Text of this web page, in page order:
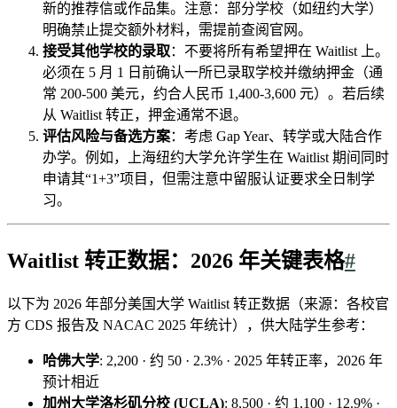
新的推荐信或作品集。注意：部分学校（如纽约大学）
明确禁止提交额外材料，需提前查阅官网。
接受其他学校的录取：不要将所有希望押在 Waitlist 上。
必须在 5 月 1 日前确认一所已录取学校并缴纳押金（通
常 200-500 美元，约合人民币 1,400-3,600 元）。若后续
从 Waitlist 转正，押金通常不退。
评估风险与备选方案：考虑 Gap Year、转学或大陆合作
办学。例如，上海纽约大学允许学生在 Waitlist 期间同时
申请其“1+3”项目，但需注意中留服认证要求全日制学
习。
Waitlist 转正数据：2026 年关键表格#
以下为 2026 年部分美国大学 Waitlist 转正数据（来源：各校官
方 CDS 报告及 NACAC 2025 年统计），供大陆学生参考：
哈佛大学: 2,200 · 约 50 · 2.3% · 2025 年转正率，2026 年
预计相近
加州大学洛杉矶分校 (UCLA): 8,500 · 约 1,100 · 12.9% ·